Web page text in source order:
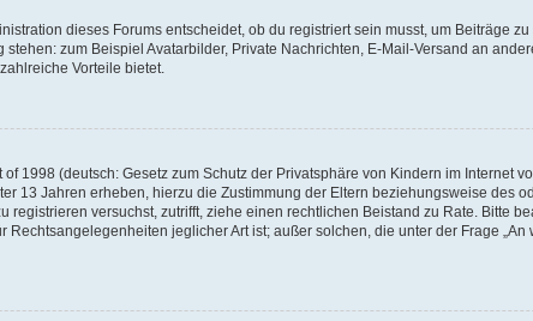
dieses Forums entscheidet, ob du registriert sein musst, um Beiträge
zum Beispiel Avatarbilder, Private Nachrichten, E-Mail-Versand an
Vorteile bietet.
1998 (deutsch: Gesetz zum Schutz der Privatsphäre von Kindern im Internet
13 Jahren erheben, hierzu die Zustimmung der Eltern beziehungsweise des
registrieren versuchst, zutrifft, ziehe einen rechtlichen Beistand zu Rate. Bitte
jeglicher Art ist; außer solchen, die unter der Frage